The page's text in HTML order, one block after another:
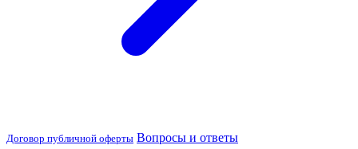
Договор публичной оферты Вопросы и ответы